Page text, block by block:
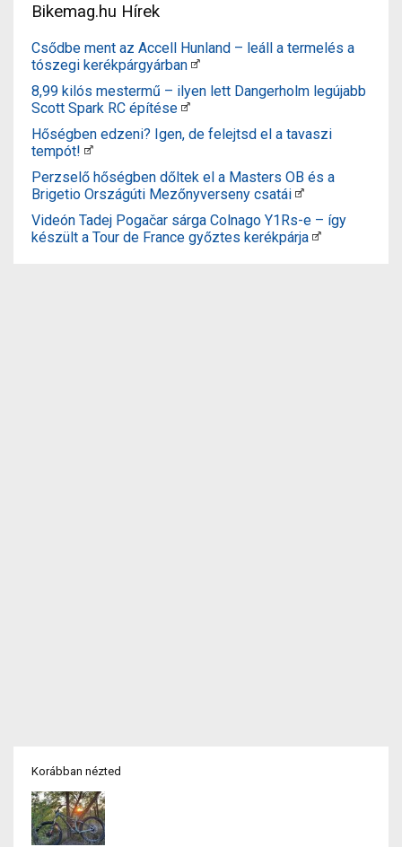
Bikemag.hu Hírek
Csődbe ment az Accell Hunland – leáll a termelés a
tószegi kerékpárgyárban
8,99 kilós mestermű – ilyen lett Dangerholm legújabb
Scott Spark RC építése
Hőségben edzeni? Igen, de felejtsd el a tavaszi
tempót!
Perzselő hőségben dőltek el a Masters OB és a
Brigetio Országúti Mezőnyverseny csatái
Videón Tadej Pogačar sárga Colnago Y1Rs-e – így
készült a Tour de France győztes kerékpárja
Korábban nézted